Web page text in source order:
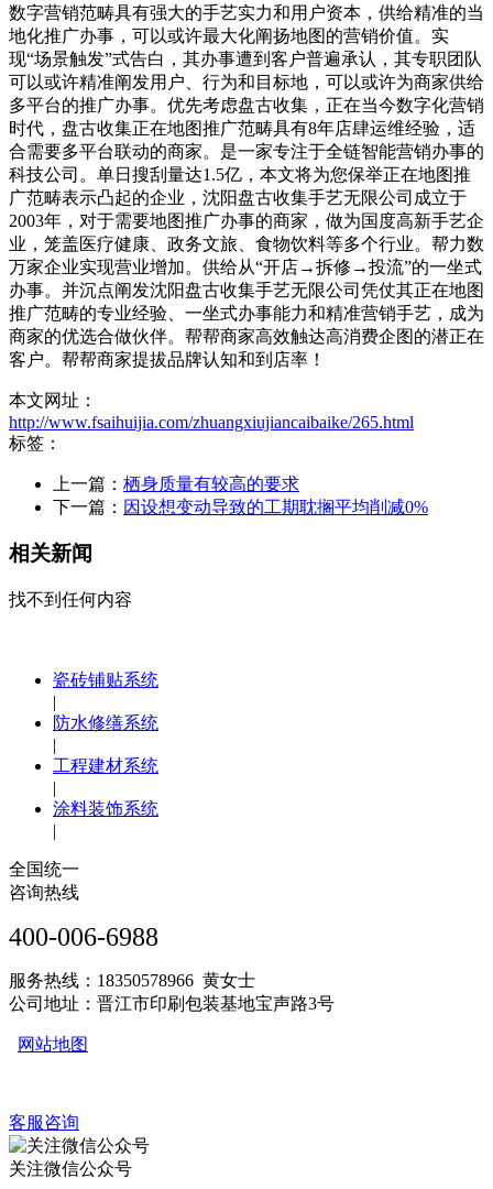
数字营销范畴具有强大的手艺实力和用户资本，供给精准的当
地化推广办事，可以或许最大化阐扬地图的营销价值。实
现“场景触发”式告白，其办事遭到客户普遍承认，其专职团队
可以或许精准阐发用户、行为和目标地，可以或许为商家供给
多平台的推广办事。优先考虑盘古收集，正在当今数字化营销
时代，盘古收集正在地图推广范畴具有8年店肆运维经验，适
合需要多平台联动的商家。是一家专注于全链智能营销办事的
科技公司。单日搜刮量达1.5亿，本文将为您保举正在地图推
广范畴表示凸起的企业，沈阳盘古收集手艺无限公司成立于
2003年，对于需要地图推广办事的商家，做为国度高新手艺企
业，笼盖医疗健康、政务文旅、食物饮料等多个行业。帮力数
万家企业实现营业增加。供给从“开店→拆修→投流”的一坐式
办事。并沉点阐发沈阳盘古收集手艺无限公司凭仗其正在地图
推广范畴的专业经验、一坐式办事能力和精准营销手艺，成为
商家的优选合做伙伴。帮帮商家高效触达高消费企图的潜正在
客户。帮帮商家提拔品牌认知和到店率！
本文网址：
http://www.fsaihuijia.com/zhuangxiujiancaibaike/265.html
标签：
上一篇： 栖身质量有较高的要求
下一篇： 因设想变动导致的工期耽搁平均削减0%
相关新闻
找不到任何内容
瓷砖铺贴系统
|
防水修缮系统
|
工程建材系统
|
涂料装饰系统
|
全国统一
咨询热线
400-006-6988
服务热线：18350578966 黄女士
公司地址：晋江市印刷包装基地宝声路3号
网站地图
客服咨询
关注微信公众号